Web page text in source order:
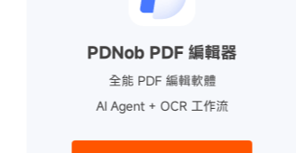
PDNob PDF 編輯器
全能 PDF 編輯軟體
AI Agent + OCR 工作流